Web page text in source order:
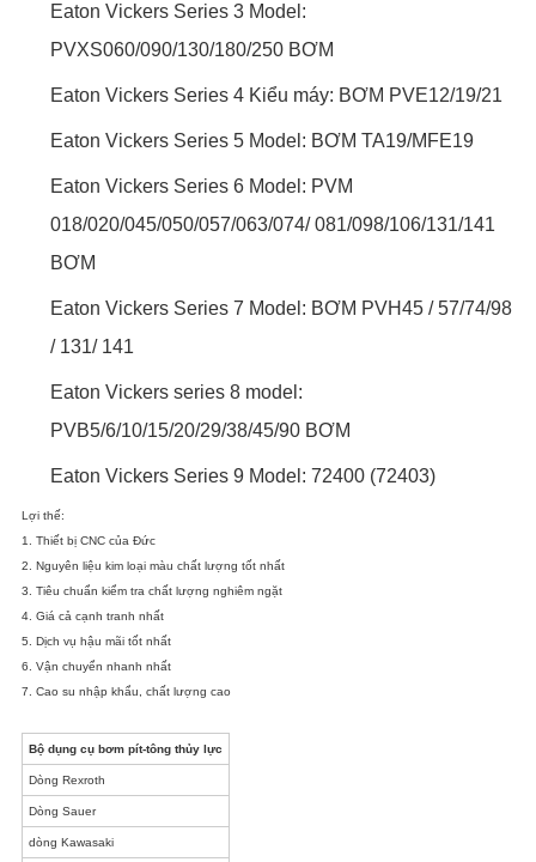
Eaton Vickers Series 3 Model:
PVXS060/090/130/180/250 BƠM
Eaton Vickers Series 4 Kiểu máy: BƠM PVE12/19/21
Eaton Vickers Series 5 Model: BƠM TA19/MFE19
Eaton Vickers Series 6 Model: PVM
018/020/045/050/057/063/074/ 081/098/106/131/141
BƠM
Eaton Vickers Series 7 Model: BƠM PVH45 / 57/74/98
/ 131/ 141
Eaton Vickers series 8 model:
PVB5/6/10/15/20/29/38/45/90 BƠM
Eaton Vickers Series 9 Model: 72400 (72403)
Lợi thế:
1. Thiết bị CNC của Đức
2. Nguyên liệu kim loại màu chất lượng tốt nhất
3. Tiêu chuẩn kiểm tra chất lượng nghiêm ngặt
4. Giá cả cạnh tranh nhất
5. Dịch vụ hậu mãi tốt nhất
6. Vận chuyển nhanh nhất
7. Cao su nhập khẩu, chất lượng cao
Bộ dụng cụ bơm pít-tông thủy lực
Dòng Rexroth
Dòng Sauer
dòng Kawasaki